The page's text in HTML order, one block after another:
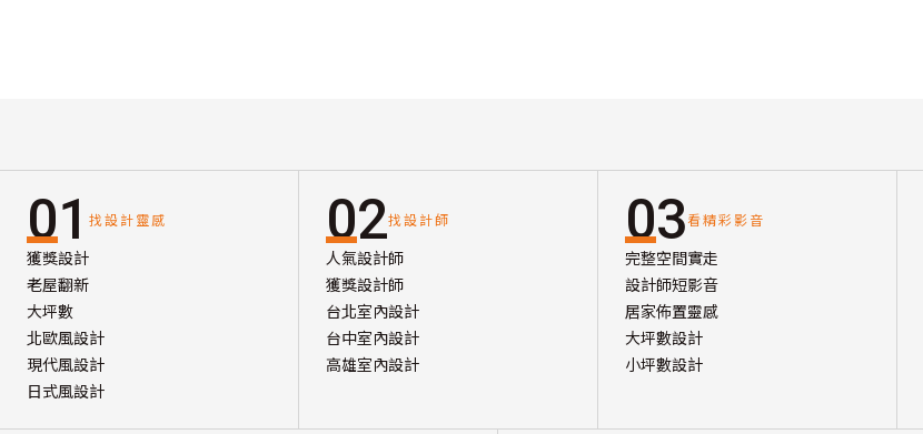
01 找設計靈感
獲獎設計
老屋翻新
大坪數
北歐風設計
現代風設計
日式風設計
02找設計師
人氣設計師
獲獎設計師
台北室內設計
台中室內設計
高雄室內設計
03看精彩影音
完整空間實走
設計師短影音
居家佈置靈感
大坪數設計
小坪數設計